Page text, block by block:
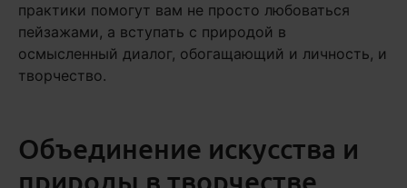
практики помогут вам не просто любоваться
пейзажами, а вступать с природой в
осмысленный диалог, обогащающий и личность, и
творчество.
Объединение искусства и